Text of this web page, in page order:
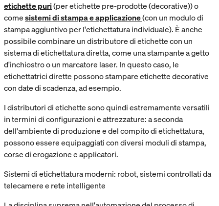
etichette puri(per etichette pre-prodotte (decorative)) o
comesistemi di stampa e applicazione(con un modulo di
stampa aggiuntivo per l'etichettatura individuale). È anche
possibile combinare un distributore di etichette con un
sistema di etichettatura diretta, come una stampante a getto
d'inchiostro o un marcatore laser. In questo caso, le
etichettatrici dirette possono stampare etichette decorative
con date di scadenza, ad esempio.
I distributori di etichette sono quindi estremamente versatili
in termini di configurazioni e attrezzature: a seconda
dell'ambiente di produzione e del compito di etichettatura,
possono essere equipaggiati con diversi moduli di stampa,
corse di erogazione e applicatori.
Sistemi di etichettatura moderni: robot, sistemi controllati da
telecamere e rete intelligente